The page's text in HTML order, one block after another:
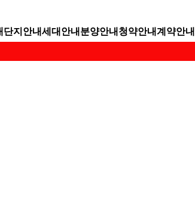
단지안내세대안내 분양안내 청약안내계약안내